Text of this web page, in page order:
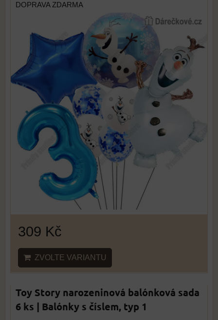
DOPRAVA ZDARMA
309 Kč
ZVOLTE VARIANTU
Toy Story narozeninová balónková sada
6 ks | Balónky s číslem, typ 1